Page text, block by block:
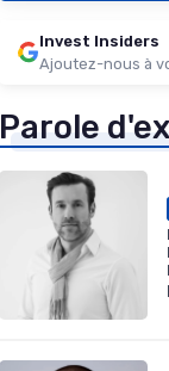
Invest Insiders
Ajoutez-nous à
Parole